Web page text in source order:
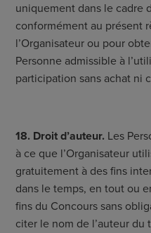
uniquement dans le cadre
conformément au présent
l’Organisateur ou pour
Personne admissible à
participation sans achat ni
18. Droit d’auteur. Les
à ce que l’Organisateur
gratuitement à des fins
dans le temps, en tout ou
fins du Concours sans
citer le nom de l’auteur du